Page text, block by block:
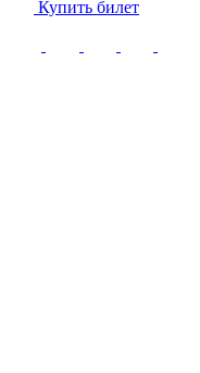
Купить билет